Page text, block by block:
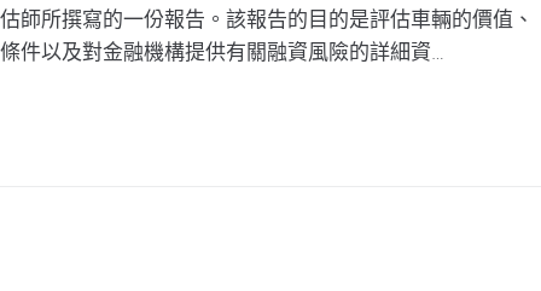
估師所撰寫的一份報告。該報告的目的是評估車輛的價值、
條件以及對金融機構提供有關融資風險的詳細資…